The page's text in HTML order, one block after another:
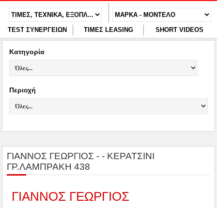
TEST ΣΥΝΕΡΓΕΙΩΝ ΤΙΜΕΣ LEASING SHORT VIDEOS
Κατηγορία
Περιοχή
ΓΙΑΝΝΟΣ ΓΕΩΡΓΙΟΣ - - ΚΕΡΑΤΣΙΝΙ
ΓΡ.ΛΑΜΠΡΑΚΗ 438
ΓΙΑΝΝΟΣ ΓΕΩΡΓΙΟΣ